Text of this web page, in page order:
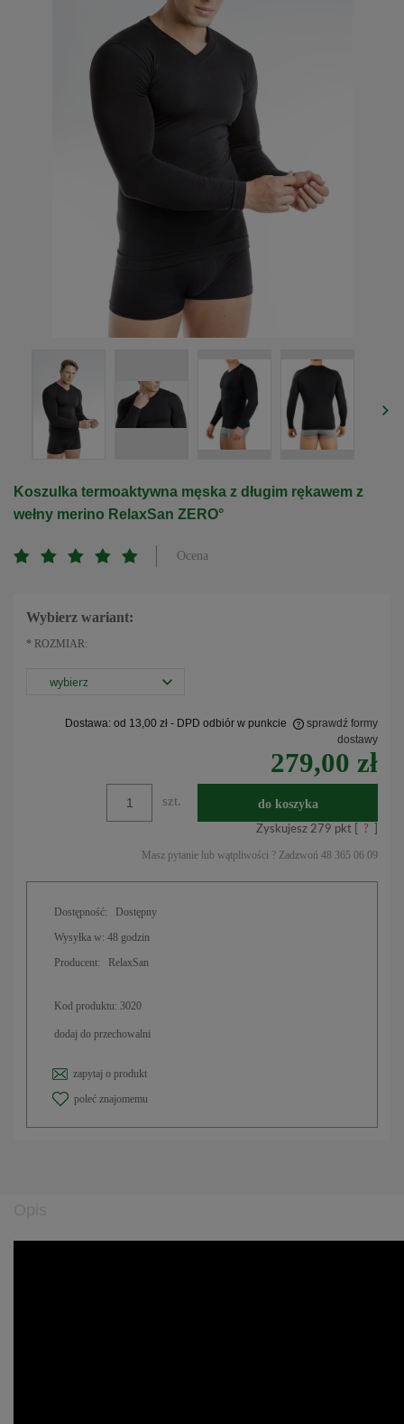
Koszulka termoaktywna męska z długim rękawem z
wełny merino RelaxSan ZERO°
Ocena
Wybierz wariant:
* ROZMIAR:
Dostawa: od 13,00 zł - DPD odbiór w punkcie
Cena nie zawiera ewentualnych kosztów płatności
sprawdź formy
dostawy
279,00 zł
szt. do koszyka
Zyskujesz 279 pkt [ ?
Masz pytanie lub wątpliwości ? Zadzwoń 48 365 06 09
Dostępność:
Dostępny
Wysyłka w: 48 godzin
Producent:
RelaxSan
Kod produktu: 3020
dodaj do przechowalni
zapytaj o produkt
poleć znajomemu